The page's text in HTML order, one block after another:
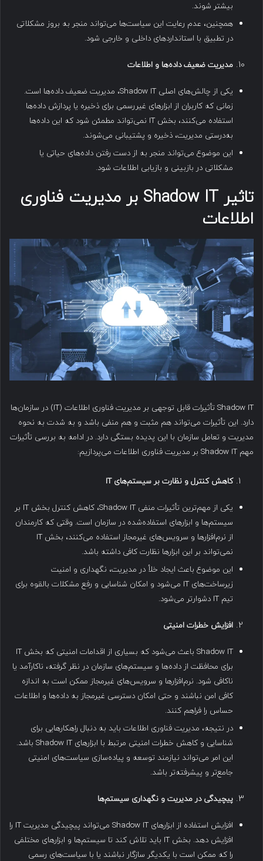
بیشتر شوند.
همچنین، عدم رعایت این سیاست‌ها می‌تواند منجر به بروز مشکلاتی
در تطبیق با استانداردهای داخلی و خارجی شود.
مدیریت ضعیف داده‌ها و اطلاعات
یکی از چالش‌های اصلی Shadow IT، مدیریت ضعیف داده‌ها است.
زمانی که کاربران از ابزارهای غیررسمی برای ذخیره یا پردازش داده‌ها
استفاده می‌کنند، بخش IT نمی‌تواند مطمئن شود که این داده‌ها
به‌درستی مدیریت، ذخیره و پشتیبانی می‌شوند.
این موضوع می‌تواند منجر به از دست رفتن داده‌های حیاتی یا
مشکلاتی در بازبینی و بازیابی اطلاعات شود.
تاثیر Shadow IT بر مدیریت فناوری
اطلاعات
Shadow IT تأثیرات قابل توجهی بر مدیریت فناوری اطلاعات (IT) در سازمان‌ها
دارد. این تأثیرات می‌تواند هم مثبت و هم منفی باشد و به شدت به نحوه
مدیریت و تعامل سازمان با این پدیده بستگی دارد. در ادامه به بررسی تأثیرات
مهم Shadow IT بر مدیریت فناوری اطلاعات می‌پردازیم:
کاهش کنترل و نظارت بر سیستم‌های IT
یکی از مهم‌ترین تأثیرات منفی Shadow IT، کاهش کنترل بخش IT بر
سیستم‌ها و ابزارهای استفاده‌شده در سازمان است. وقتی که کارمندان
از نرم‌افزارها و سرویس‌های غیرمجاز استفاده می‌کنند، بخش IT
نمی‌تواند بر این ابزارها نظارت کافی داشته باشد.
این موضوع باعث ایجاد خلأ در مدیریت، نگهداری و امنیت
زیرساخت‌های IT می‌شود و امکان شناسایی و رفع مشکلات بالقوه برای
تیم IT دشوارتر می‌شود.
افزایش خطرات امنیتی
Shadow IT باعث می‌شود که بسیاری از اقدامات امنیتی که بخش IT
برای محافظت از داده‌ها و سیستم‌های سازمان در نظر گرفته، ناکارآمد یا
ناکافی شود. نرم‌افزارها و سرویس‌های غیرمجاز ممکن است به اندازه
کافی امن نباشند و حتی امکان دسترسی غیرمجاز به داده‌ها و اطلاعات
حساس را فراهم کنند.
در نتیجه، مدیریت فناوری اطلاعات باید به دنبال راهکارهایی برای
شناسایی و کاهش خطرات امنیتی مرتبط با ابزارهای Shadow IT باشد.
این امر می‌تواند نیازمند توسعه و پیاده‌سازی سیاست‌های امنیتی
جامع‌تر و پیشرفته‌تر باشد.
پیچیدگی در مدیریت و نگهداری سیستم‌ها
افزایش استفاده از ابزارهای Shadow IT می‌تواند پیچیدگی مدیریت IT را
افزایش دهد. بخش IT باید تلاش کند تا سیستم‌ها و ابزارهای مختلفی
را که ممکن است با یکدیگر سازگار نباشند یا با سیاست‌های رسمی